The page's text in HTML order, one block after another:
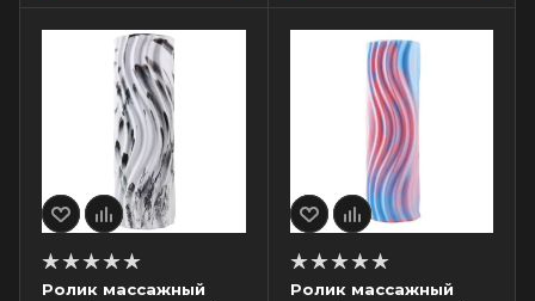
Ролик массажный
Ролик массажный